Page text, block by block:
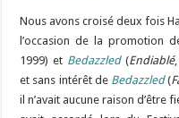
Nous avons croisé deux fois
l’occasion de la promotion
1999) et Bedazzled(Endiablé
et sans intérêt de Bedazzled(
il n’avait aucune raison d’être